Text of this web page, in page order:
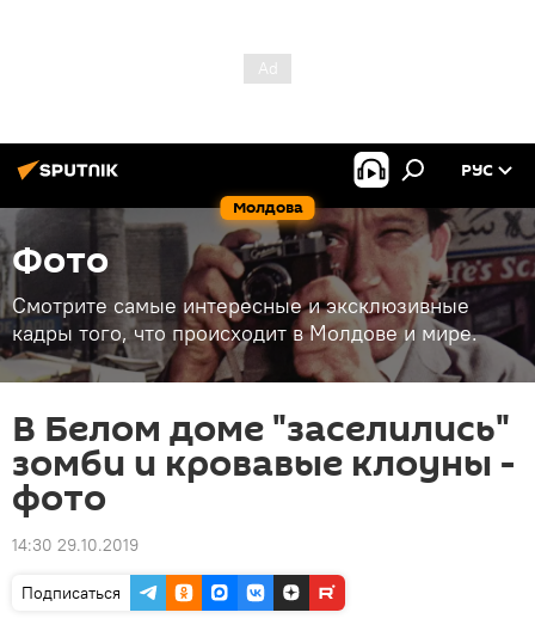
Молдова
РУС
Фото
Смотрите самые интересные и эксклюзивные
кадры того, что происходит в Молдове и мире.
В Белом доме "заселились"
зомби и кровавые клоуны -
фото
14:30 29.10.2019
Подписаться